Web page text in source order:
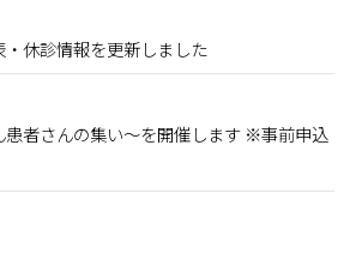
休診情報を更新しました
患者さんの集い～を開催します ※事前申込